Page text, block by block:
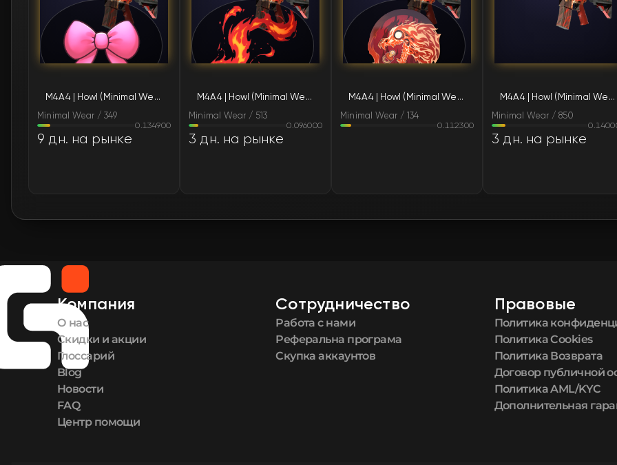
FN
FN
FN
FN
FN
M4A4 | Howl (Minimal Wear)
Minimal Wear / 349
0.134900
9 дн. на рынке
M4A4 | Howl (Minimal Wear)
Minimal Wear / 513
0.096000
3 дн. на рынке
M4A4 | Howl (Minimal Wear)
Minimal Wear / 134
0.112300
M4A4 | Howl (Minimal Wear)
Minimal Wear / 850
3 дн. на рынке
Компания
О нас
Скидки и акции
Глоссарий
Blog
Новости
FAQ
Центр помощи
Сотрудничество
Работа с нами
Реферальна програма
Скупка аккаунтов
Правовые
Политика
Политика Cookies
Политика Возврата
Договор публичной
Политика AML/KYC
Дополнительная